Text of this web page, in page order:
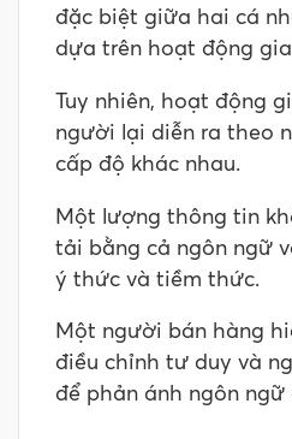
đặc biệt giữa hai cá
dựa trên hoạt động
Tuy nhiên, hoạt động
người lại diễn ra theo
cấp độ khác nhau.
Một lượng thông tin
tải bằng cả ngôn ngữ
ý thức và tiềm thức.
Một người bán hàng
điều chỉnh tư duy và
để phản ánh ngôn ngữ